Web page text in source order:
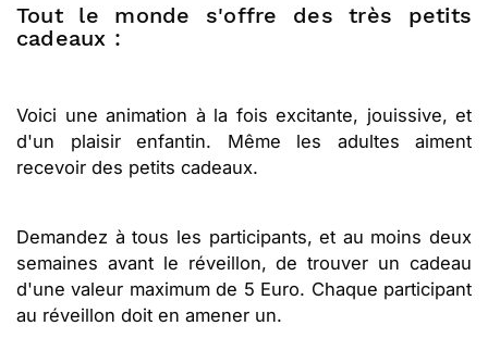
Tout le monde s'offre des très petits
cadeaux :
Voici une animation à la fois excitante, jouissive, et
d'un plaisir enfantin. Même les adultes aiment
recevoir des petits cadeaux.
Demandez à tous les participants, et au moins deux
semaines avant le réveillon, de trouver un cadeau
d'une valeur maximum de 5 Euro. Chaque participant
au réveillon doit en amener un.